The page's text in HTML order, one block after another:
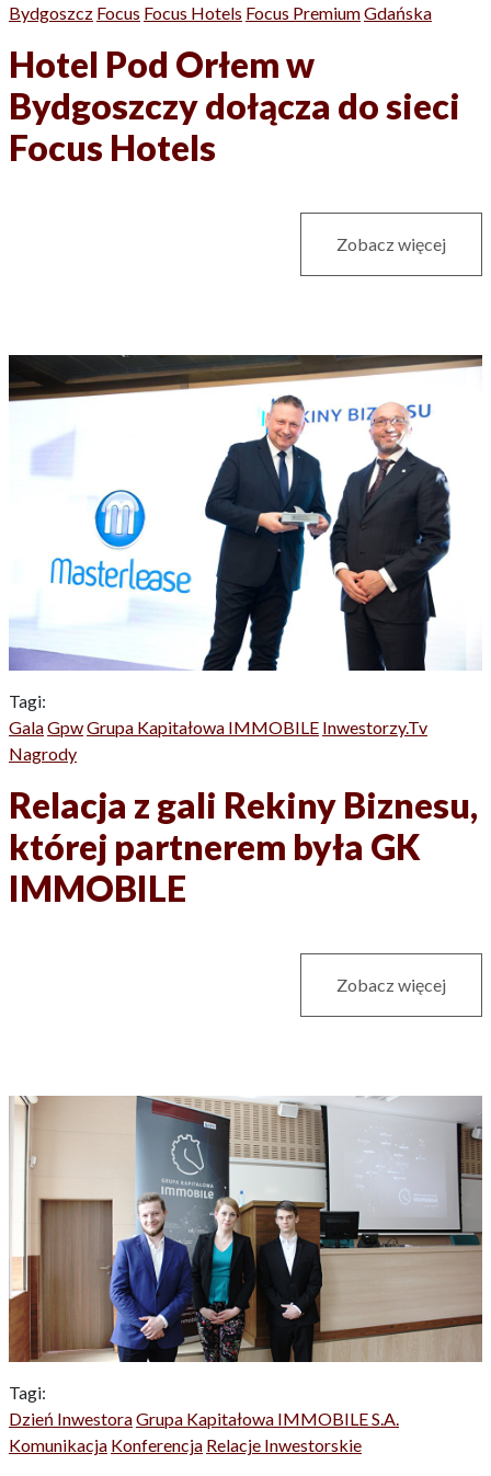
Bydgoszcz Focus Focus Hotels Focus PremiumGdańska
Hotel Pod Orłem w
Bydgoszczy dołącza do sieci
Focus Hotels
Zobacz więcej
Tagi:
GalaGpwGrupa Kapitałowa IMMOBILE Inwestorzy.tv
Nagrody
Relacja z gali Rekiny Biznesu,
której partnerem była GK
IMMOBILE
Zobacz więcej
Tagi:
Dzień InwestoraGrupa Kapitałowa IMMOBILE S.A.
Komunikacja Konferencja Relacje Inwestorskie